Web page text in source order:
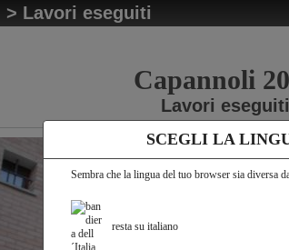
> Lavori eseguiti
Capannoli
Lavori eseguiti
SCEGLI LA
Sembra che la lingua del tuo browser sia diversa
resta su italiano